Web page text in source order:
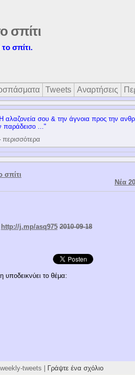
σπίτι
σπίτι.
Tweets Αναρτήσεις
αλαζονεία σου & την άγνοια προς την
παράδεισο ..."
περισσότερα
σπίτι
Νέα
http://j.mp/asq975 2010-09-18
υποδεικνύει το θέμα:
tweets | Γράψτε ένα σχόλιο